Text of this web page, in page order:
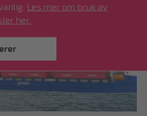
Les mer om bruk av
her.